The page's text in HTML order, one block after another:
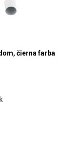
čierna farba